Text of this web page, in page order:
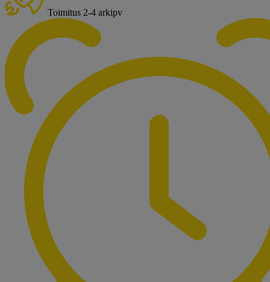
Toimitus 2-4 arkipv